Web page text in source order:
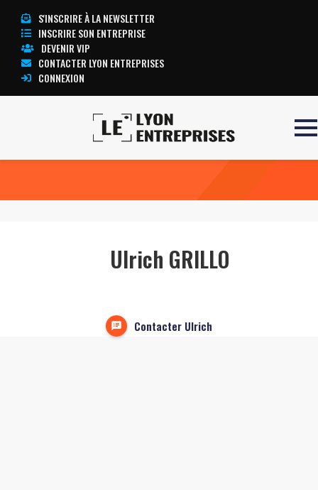
S'INSCRIRE À LA NEWSLETTER
INSCRIRE SON ENTREPRISE
DEVENIR VIP
CONTACTER LYON ENTREPRISES
CONNEXION
Ulrich GRILLO
Contacter Ulrich